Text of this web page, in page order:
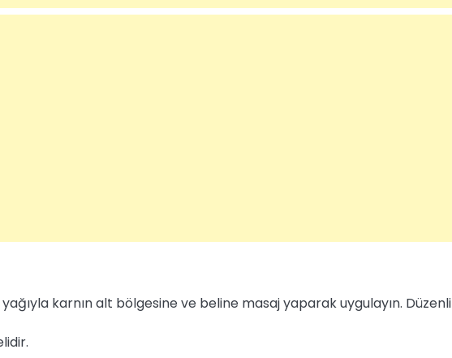
yağıyla karnın alt bölgesine ve beline masaj yaparak uygulayın. Düzenli